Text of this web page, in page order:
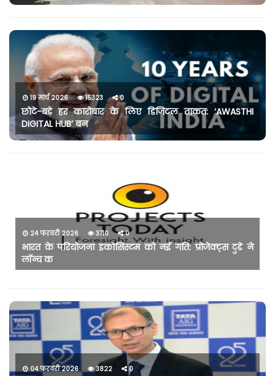
19 मार्च 2026 15323 0
छोटे-बड़े हर कारोबार के लिए डिजिटल ताकत: ‘AWASTHI
DIGITAL HUB’ बन
24 फरवरी 2026 3710 0
भारत के परियोजना इकोसिस्टम को नई गति: प्रोजेक्ट्स टुडे ने
लॉन्च क
04 फरवरी 2026 3822 0